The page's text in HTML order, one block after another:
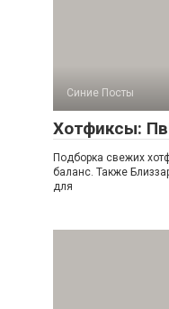
Синие Посты
Хотфиксы:
Подборка свежих
баланс. Также
для